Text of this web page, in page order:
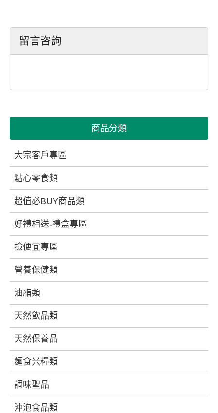
留言咨詢
商品分類
大宗客戶專區
點心零食類
超值必BUY商品類
好禮相送-禮盒專區
撿便宜專區
營養保健類
油脂類
天然飲品類
天然保養品
麵食米糧類
調味聖品
沖泡食品類